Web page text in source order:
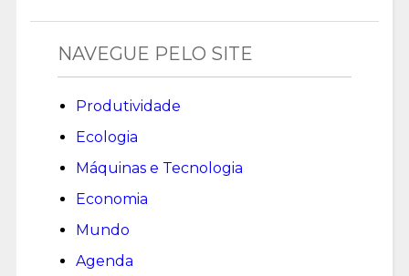
NAVEGUE PELO SITE
Produtividade
Ecologia
Máquinas e Tecnologia
Economia
Mundo
Agenda